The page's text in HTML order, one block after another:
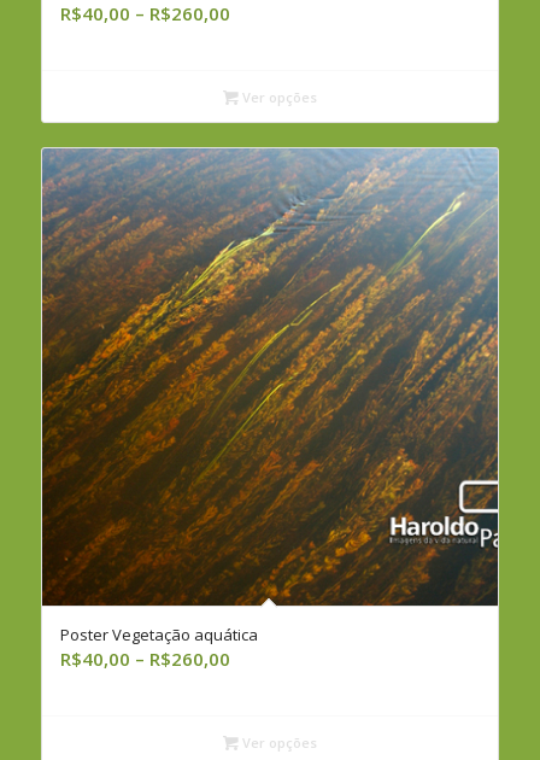
R$40,00 – R$260,00Faixa
R$40,00
através
R$260,00
Ver opções
Poster Vegetação aquática
R$40,00 – R$260,00Faixa
R$40,00
Ver opções